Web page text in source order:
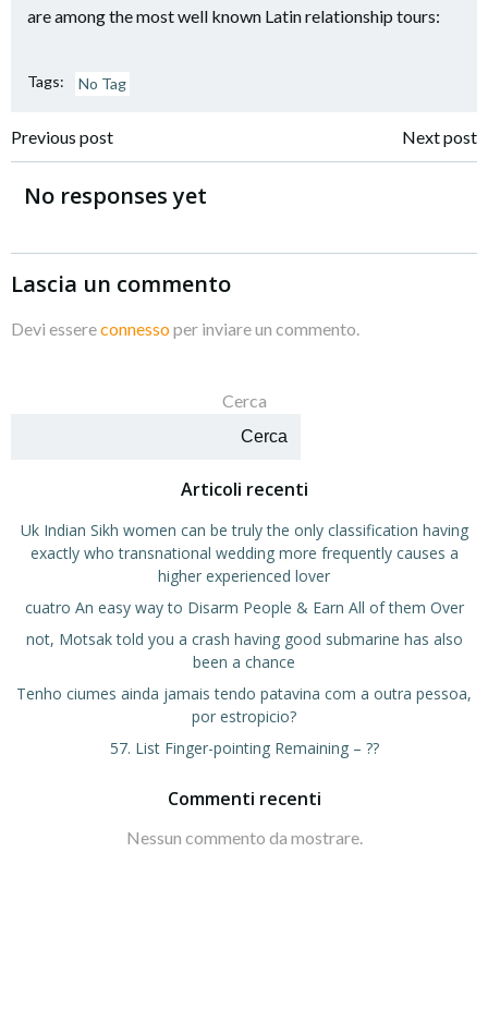
are among the most well known Latin relationship tours:
Tags: No Tag
Navigazione
articoli
Previous post
Navigazione
Next post
No responses yet
Lascia un commento
Devi essereconnessoper inviare un commento.
Cerca
Cerca
Articoli recenti
Uk Indian Sikh women can be truly the only classification having
exactly who transnational wedding more frequently causes a
higher experienced lover
cuatro An easy way to Disarm People & Earn All of them Over
not, Motsak told you a crash having good submarine has also
been a chance
Tenho ciumes ainda jamais tendo patavina com a outra pessoa,
por estropicio?
57. List Finger-pointing Remaining – ??
Commenti recenti
Nessun commento da mostrare.